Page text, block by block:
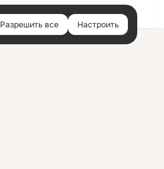
Войти
Разрешить все Настроить